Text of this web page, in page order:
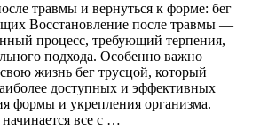
травмы и вернуться к форме: бег
Восстановление после травмы —
процесс, требующий терпения,
подхода. Особенно важно
жизнь бег трусцой, который
доступных и эффективных
формы и укрепления организма.
все с …